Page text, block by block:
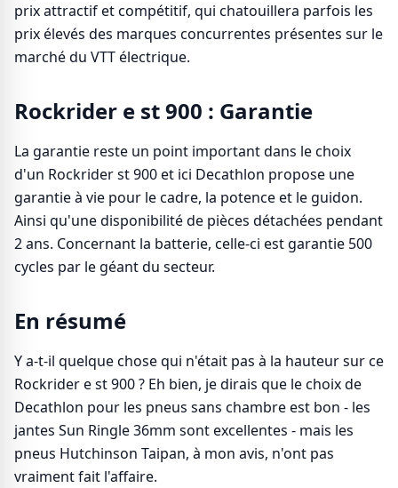
prix attractif et compétitif, qui chatouillera parfois les
prix élevés des marques concurrentes présentes sur le
marché du VTT électrique.
Rockrider e st 900 : Garantie
La garantie reste un point important dans le choix
d'un Rockrider st 900 et ici Decathlon propose une
garantie à vie pour le cadre, la potence et le guidon.
Ainsi qu'une disponibilité de pièces détachées pendant
2 ans. Concernant la batterie, celle-ci est garantie 500
cycles par le géant du secteur.
En résumé
Y a-t-il quelque chose qui n'était pas à la hauteur sur ce
Rockrider e st 900 ? Eh bien, je dirais que le choix de
Decathlon pour les pneus sans chambre est bon - les
jantes Sun Ringle 36mm sont excellentes - mais les
pneus Hutchinson Taipan, à mon avis, n'ont pas
vraiment fait l'affaire.